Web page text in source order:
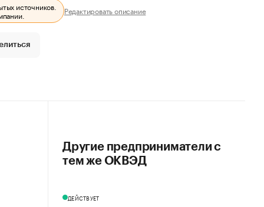
источников.
Редактировать описание
Другие предприниматели с
тем же ОКВЭД
ДЕЙСТВУЕТ